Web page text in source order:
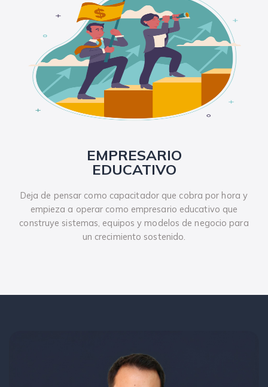
EMPRESARIO
EDUCATIVO
Deja de pensar como capacitador que cobra por hora y
empieza a operar como empresario educativo que
construye sistemas, equipos y modelos de negocio para
un crecimiento sostenido.